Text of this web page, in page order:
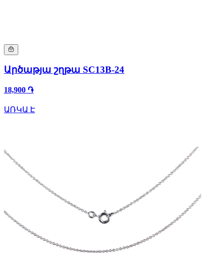
Արծաթյա շղթա SC13B-24
18,900 ֏
ԱՌԿԱ Է